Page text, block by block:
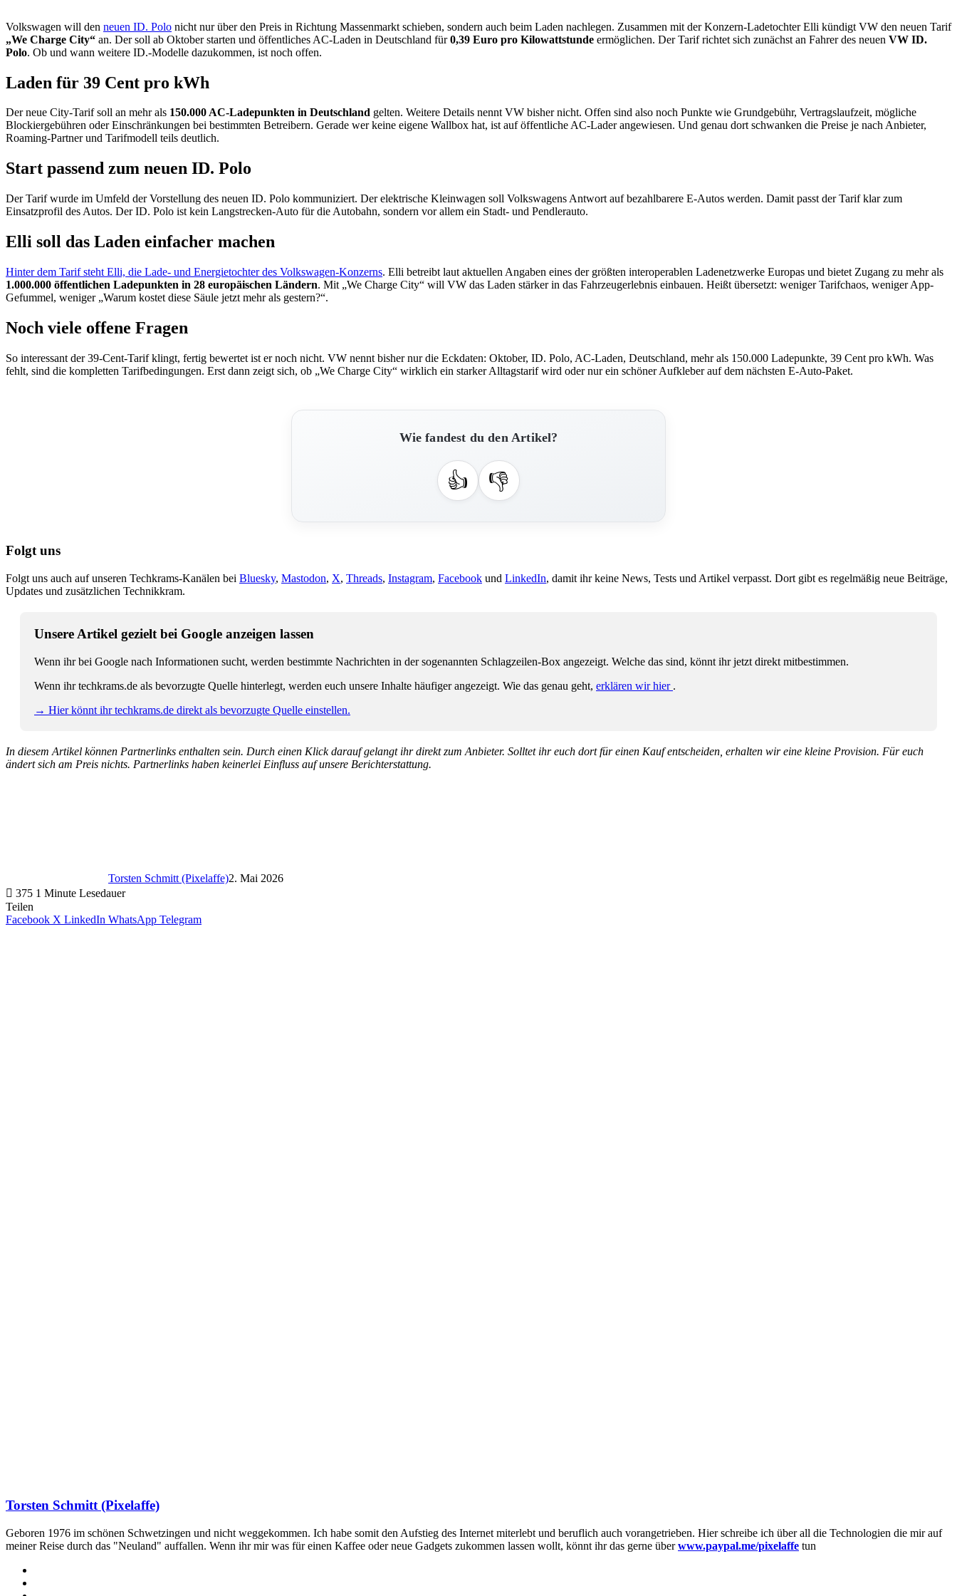
Volkswagen will den neuen ID. Polo nicht nur über den Preis in Richtung Massenmarkt schieben, sondern auch beim Laden nachlegen. Zusammen mit der Konzern-Ladetochter Elli kündigt VW den neuen Tarif
„We Charge City“ an. Der soll ab Oktober starten und öffentliches AC-Laden in Deutschland für0,39 Euro pro Kilowattstunde ermöglichen. Der Tarif richtet sich zunächst an Fahrer des neuen VW ID.
Polo. Ob und wann weitere ID.-Modelle dazukommen, ist noch offen.
Laden für 39 Cent pro kWh
Der neue City-Tarif soll an mehr als 150.000 AC-Ladepunkten in Deutschland gelten. Weitere Details nennt VW bisher nicht. Offen sind also noch Punkte wie Grundgebühr, Vertragslaufzeit, mögliche
Blockiergebühren oder Einschränkungen bei bestimmten Betreibern. Gerade wer keine eigene Wallbox hat, ist auf öffentliche AC-Lader angewiesen. Und genau dort schwanken die Preise je nach Anbieter,
Roaming-Partner und Tarifmodell teils deutlich.
Start passend zum neuen ID. Polo
Der Tarif wurde im Umfeld der Vorstellung des neuen ID. Polo kommuniziert. Der elektrische Kleinwagen soll Volkswagens Antwort auf bezahlbarere E-Autos werden. Damit passt der Tarif klar zum
Einsatzprofil des Autos. Der ID. Polo ist kein Langstrecken-Auto für die Autobahn, sondern vor allem ein Stadt- und Pendlerauto.
Elli soll das Laden einfacher machen
Hinter dem Tarif steht Elli, die Lade- und Energietochter des Volkswagen-Konzerns. Elli betreibt laut aktuellen Angaben eines der größten interoperablen Ladenetzwerke Europas und bietet Zugang zu mehr als
1.000.000 öffentlichen Ladepunkten in 28 europäischen Ländern. Mit „We Charge City“ will VW das Laden stärker in das Fahrzeugerlebnis einbauen. Heißt übersetzt: weniger Tarifchaos, weniger App-
Gefummel, weniger „Warum kostet diese Säule jetzt mehr als gestern?“.
Noch viele offene Fragen
So interessant der 39-Cent-Tarif klingt, fertig bewertet ist er noch nicht. VW nennt bisher nur die Eckdaten: Oktober, ID. Polo, AC-Laden, Deutschland, mehr als 150.000 Ladepunkte, 39 Cent pro kWh. Was
fehlt, sind die kompletten Tarifbedingungen. Erst dann zeigt sich, ob „We Charge City“ wirklich ein starker Alltagstarif wird oder nur ein schöner Aufkleber auf dem nächsten E-Auto-Paket.
Wie fandest du den Artikel?
👍 👎
Folgt uns
Folgt uns auch auf unseren Techkrams-Kanälen bei Bluesky, Mastodon, X, Threads, Instagram, Facebook und LinkedIn, damit ihr keine News, Tests und Artikel verpasst. Dort gibt es regelmäßig neue Beiträge,
Updates und zusätzlichen Technikkram.
Unsere Artikel gezielt bei Google anzeigen lassen
Wenn ihr bei Google nach Informationen sucht, werden bestimmte Nachrichten in der sogenannten Schlagzeilen-Box angezeigt. Welche das sind, könnt ihr jetzt direkt mitbestimmen.
Wenn ihr techkrams.de als bevorzugte Quelle hinterlegt, werden euch unsere Inhalte häufiger angezeigt. Wie das genau geht, erklären wir hier .
→ Hier könnt ihr techkrams.de direkt als bevorzugte Quelle einstellen.
In diesem Artikel können Partnerlinks enthalten sein. Durch einen Klick darauf gelangt ihr direkt zum Anbieter. Solltet ihr euch dort für einen Kauf entscheiden, erhalten wir eine kleine Provision. Für euch
ändert sich am Preis nichts. Partnerlinks haben keinerlei Einfluss auf unsere Berichterstattung.
Torsten Schmitt (Pixelaffe)2. Mai 2026
375 1 Minute Lesedauer
Teilen
Facebook X LinkedIn WhatsApp Telegram
Torsten Schmitt (Pixelaffe)
Geboren 1976 im schönen Schwetzingen und nicht weggekommen. Ich habe somit den Aufstieg des Internet miterlebt und beruflich auch vorangetrieben. Hier schreibe ich über all die Technologien die mir auf
meiner Reise durch das "Neuland" auffallen. Wenn ihr mir was für einen Kaffee oder neue Gadgets zukommen lassen wollt, könnt ihr das gerne überwww.paypal.me/pixelaffe tun